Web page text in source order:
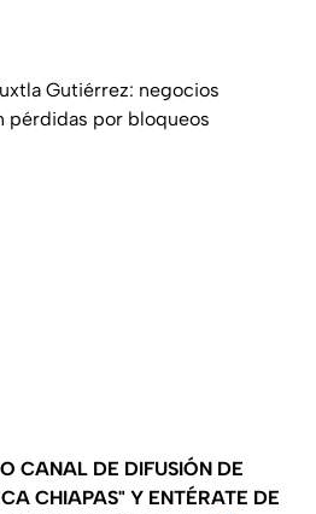
Gutiérrez: negocios
pérdidas por bloqueos
CANAL DE DIFUSIÓN DE
CHIAPAS" Y ENTÉRATE DE